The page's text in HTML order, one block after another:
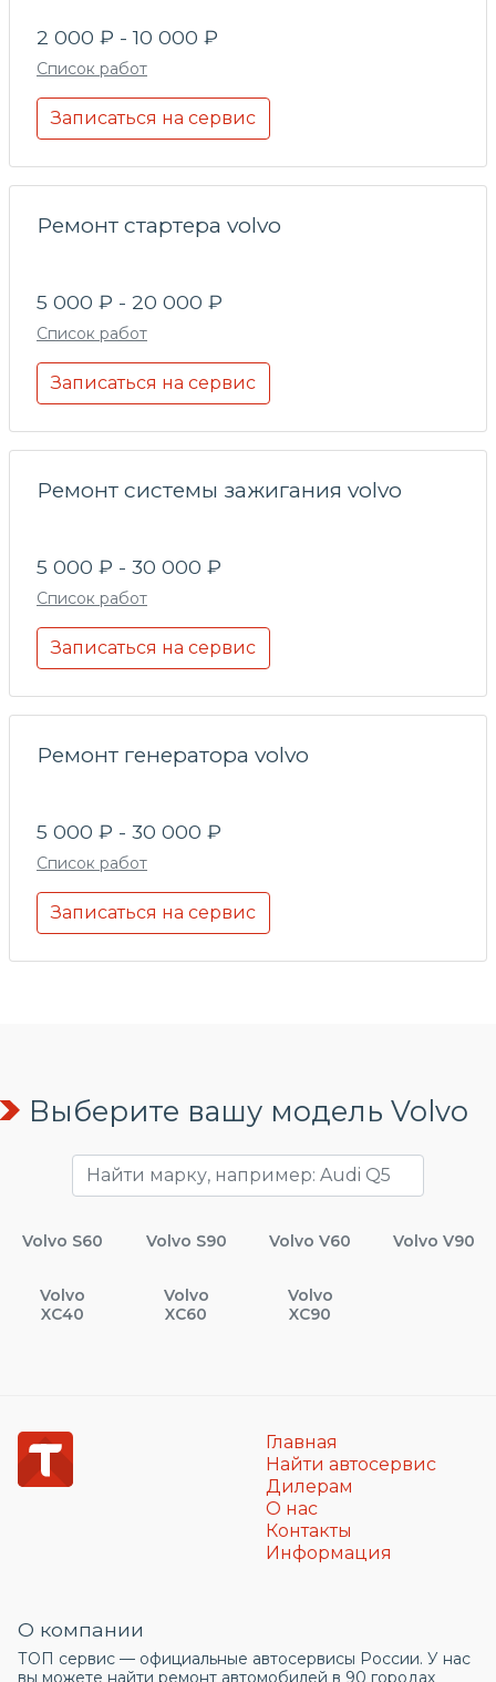
2 000 ₽ - 10 000 ₽
Список работ
Записаться на сервис
Ремонт стартера volvo
5 000 ₽ - 20 000 ₽
Список работ
Записаться на сервис
Ремонт системы зажигания volvo
5 000 ₽ - 30 000 ₽
Список работ
Записаться на сервис
Ремонт генератора volvo
5 000 ₽ - 30 000 ₽
Список работ
Записаться на сервис
Выберите вашу модель Volvo
Volvo S60 Volvo S90 Volvo V60 Volvo V90
Volvo
XC40
Volvo
XC60
Volvo
XC90
Главная
Найти автосервис
Дилерам
О нас
Контакты
Информация
О компании
ТОП сервис — официальные автосервисы России. У нас
вы можете найти ремонт автомобилей в 90 городах